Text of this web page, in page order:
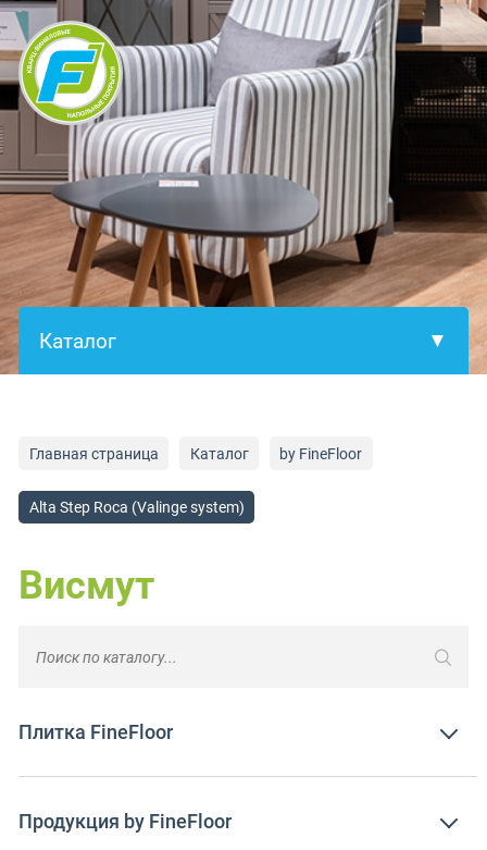
Главная страница Каталог by FineFloor
Alta Step Roca (Valinge system)
Висмут
Плитка FineFloor
Продукция by FineFloor
×